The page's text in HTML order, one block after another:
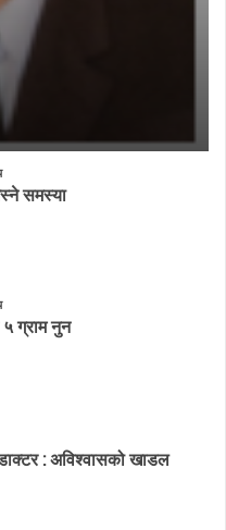
समस्या
ग्राम नुन
डाक्टर : अविश्वासको खाडल